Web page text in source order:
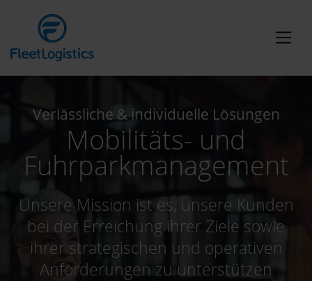
Verlässliche & individuelle Lösungen
Mobilitäts- und
Fuhrparkmanagement
Unsere Mission ist es, unsere Kunden
bei der Erreichung ihrer Ziele sowie
ihrer strategischen und operativen
Anforderungen zu unterstützen